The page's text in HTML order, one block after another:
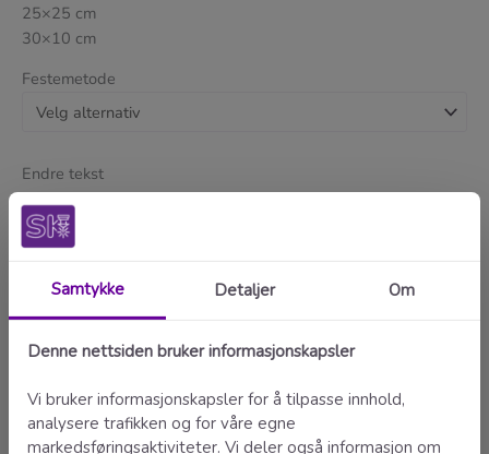
25×25 cm
30×10 cm
Festemetode
Endre tekst
allerede er der. Det gir deg muligheten til å tilpasse skiltene etter ditt behov.
Velg størrelse